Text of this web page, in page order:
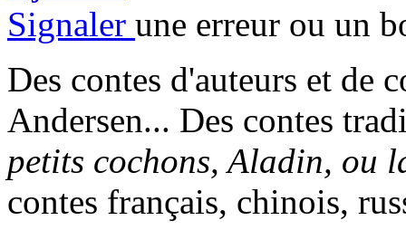
Signaler une erreur ou un
Des contes d'auteurs et de
Andersen... Des contes
petits cochons, Aladin, ou
contes français, chinois,